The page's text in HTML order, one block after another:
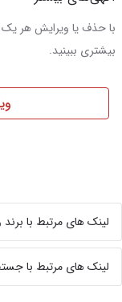
با حذف یا ویرایش هر
بیشتری ببینید.
لینک های مرتبط با
لینک های مرتبط با